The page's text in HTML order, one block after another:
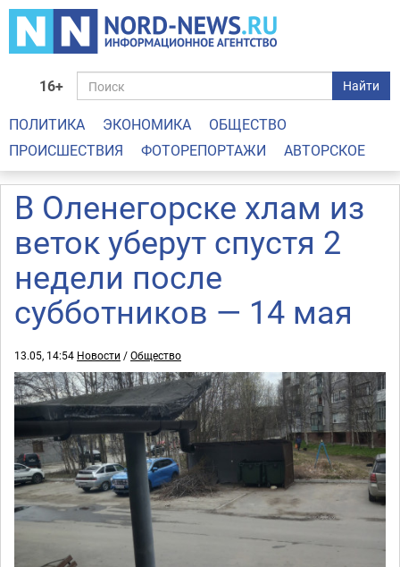
16+ Найти
ПОЛИТИКА ЭКОНОМИКА
ОБЩЕСТВО
ПРОИСШЕСТВИЯ
ФОТОРЕПОРТАЖИ АВТОРСКОЕ
В Оленегорске хлам из
веток уберут спустя 2
недели после
субботников — 14 мая
13.05, 14:54 Новости /Общество